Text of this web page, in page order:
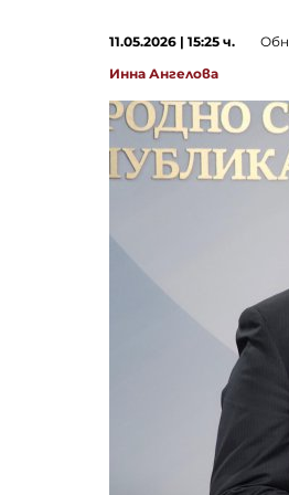
11.05.2026 | 15:25 ч.
Инна Ангелова